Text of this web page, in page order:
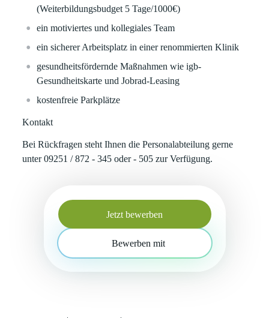
(Weiterbildungsbudget 5 Tage/1000€)
ein motiviertes und kollegiales Team
ein sicherer Arbeitsplatz in einer renommierten Klinik
gesundheitsfördernde Maßnahmen wie igb-
Gesundheitskarte und Jobrad-Leasing
kostenfreie Parkplätze
Kontakt
Bei Rückfragen steht Ihnen die Personalabteilung gerne
unter 09251 / 872 - 345 oder - 505 zur Verfügung.
Jetzt bewerben
Bewerben mit